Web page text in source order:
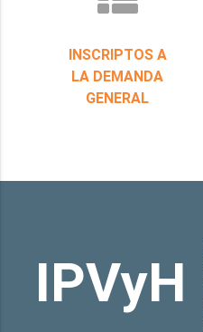
INSCRIPTOS A
LA DEMANDA
GENERAL
IPVyH